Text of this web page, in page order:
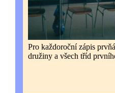
Pro každoroční zápis
družiny a všech tříd